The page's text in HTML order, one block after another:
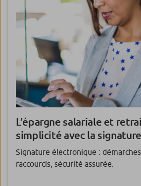
L’épargne salariale et
simplicité avec la
Signature électronique :
raccourcis, sécurité assurée.